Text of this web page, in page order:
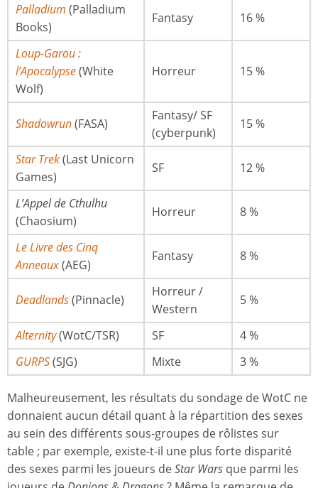
Palladium (Palladium
Books)
Fantasy 16 %
Loup-Garou :
l’Apocalypse(White
Wolf)
Horreur 15 %
Shadowrun(FASA)
Fantasy/ SF
(cyberpunk)
15 %
Star Trek(Last Unicorn
Games)
SF 12 %
L’Appel de Cthulhu
(Chaosium)
Horreur 8 %
Le Livre des Cinq
Anneaux(AEG)
Fantasy 8 %
Deadlands(Pinnacle)
Horreur /
Western
5 %
Alternity(WotC/TSR) SF
4 %
GURPS(SJG) Mixte 3 %
Malheureusement, les résultats du sondage de WotC ne
donnaient aucun détail quant à la répartition des sexes
au sein des différents sous-groupes de rôlistes sur
table ; par exemple, existe-t-il une plus forte disparité
des sexes parmi les joueurs deStar Wars que parmi les